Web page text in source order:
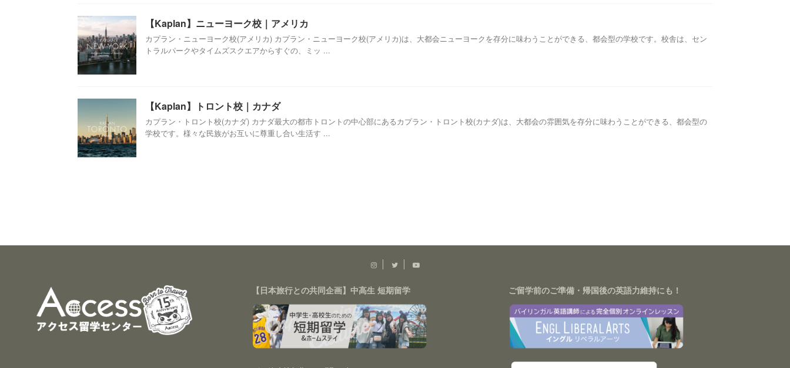
【Kaplan】ニューヨーク校｜アメリカ
カプラン・ニューヨーク校(アメリカ) カプラン・ニューヨーク校(アメリカ)は、大都会ニューヨークを存分に味わうことができる、都会型の学校です。校舎は、セン
トラルパークやタイムズスクエアからすぐの、ミッ ...
【Kaplan】トロント校｜カナダ
カプラン・トロント校(カナダ) カナダ最大の都市トロントの中心部にあるカプラン・トロント校(カナダ)は、大都会の雰囲気を存分に味わうことができる、都会型の
学校です。様々な民族がお互いに尊重し合い生活す ...
【日本旅行との共同企画】中高生 短期留学 ご留学前のご準備・帰国後の英語力維持にも！